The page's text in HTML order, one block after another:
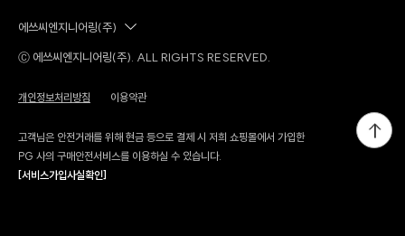
에쓰씨엔지니어링(주)
Ⓒ 에쓰씨엔지니어링(주). ALL RIGHTS RESERVED.
개인정보처리방침 이용약관
고객님은 안전거래를 위해 현금 등으로 결제 시 저희 쇼핑몰에서 가입한
PG 사의 구매안전서비스를 이용하실 수 있습니다.
[서비스가입사실확인]